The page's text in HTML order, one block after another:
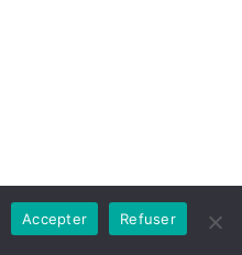
Accepter Refuser